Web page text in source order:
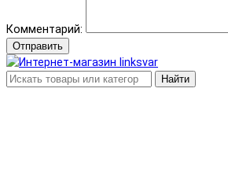
Комментарий:
Отправить
Найти